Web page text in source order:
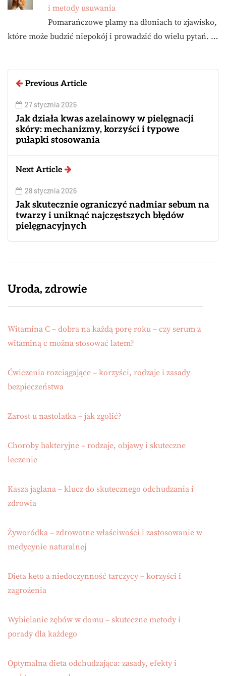
i metody usuwania
Pomarańczowe plamy na dłoniach to zjawisko,
które może budzić niepokój i prowadzić do wielu pytań. …
Previous Article
27 stycznia 2026
Jak działa kwas azelainowy w pielęgnacji
skóry: mechanizmy, korzyści i typowe
pułapki stosowania
Next Article
28 stycznia 2026
Jak skutecznie ograniczyć nadmiar sebum na
twarzy i uniknąć najczęstszych błędów
pielęgnacyjnych
Uroda, zdrowie
Witamina C – dobra na każdą porę roku – czy serum z
witaminą c można stosować latem?
Ćwiczenia rozciągające – korzyści, rodzaje i zasady
bezpieczeństwa
Zarost u nastolatka – jak zgolić?
Choroby bakteryjne – rodzaje, objawy i skuteczne
leczenie
Kasza jaglana – klucz do skutecznego odchudzania i
zdrowia
Żyworódka – zdrowotne właściwości i zastosowanie w
medycynie naturalnej
Dieta keto a niedoczynność tarczycy – korzyści i
zagrożenia
Wybielanie zębów w domu – skuteczne metody i
porady dla każdego
Optymalna dieta odchudzająca: zasady, efekty i